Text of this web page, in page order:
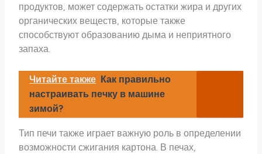
продуктов, может содержать остатки жира и других
органических веществ, которые также
способствуют образованию дыма и неприятного
запаха.
Читайте также Как правильно
настраивать печку в машине
зимой?
Тип печи также играет важную роль в определении
возможности сжигания картона. В печах,